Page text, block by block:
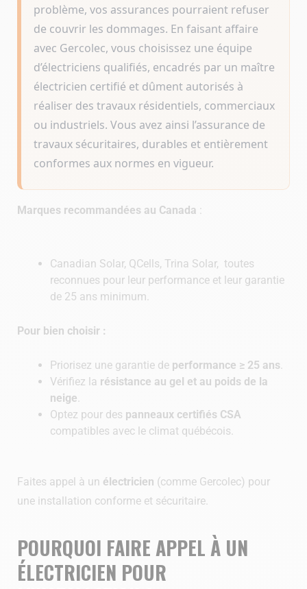
problème, vos assurances pourraient refuser
de couvrir les dommages. En faisant affaire
avec Gercolec, vous choisissez une équipe
d’électriciens qualifiés, encadrés par un maître
électricien certifié et dûment autorisés à
réaliser des travaux résidentiels, commerciaux
ou industriels. Vous avez ainsi l’assurance de
travaux sécuritaires, durables et entièrement
conformes aux normes en vigueur.
Marques recommandées au Canada :
Canadian Solar, QCells, Trina Solar, toutes
reconnues pour leur performance et leur garantie
de 25 ans minimum.
Pour bien choisir :
Priorisez une garantie de performance ≥ 25 ans
Vérifiez la résistance au gel et au poids de la
neige
Optez pour des panneaux certifiés CSA
compatibles avec le climat québécois.
Faites appel à un électricien (comme Gercolec) pour
une installation conforme et sécuritaire.
POURQUOI FAIRE APPEL À UN
ÉLECTRICIEN POUR